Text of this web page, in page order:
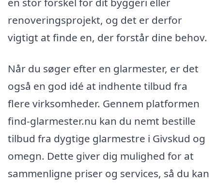
renoveringsprojekt, og det er derfor
vigtigt at finde en, der forstår dine behov.
Når du søger efter en glarmester, er det
også en god idé at indhente tilbud fra
flere virksomheder. Gennem platformen
find-glarmester.nu kan du nemt bestille
tilbud fra dygtige glarmestre i Givskud og
omegn. Dette giver dig mulighed for at
sammenligne priser og services, så du kan